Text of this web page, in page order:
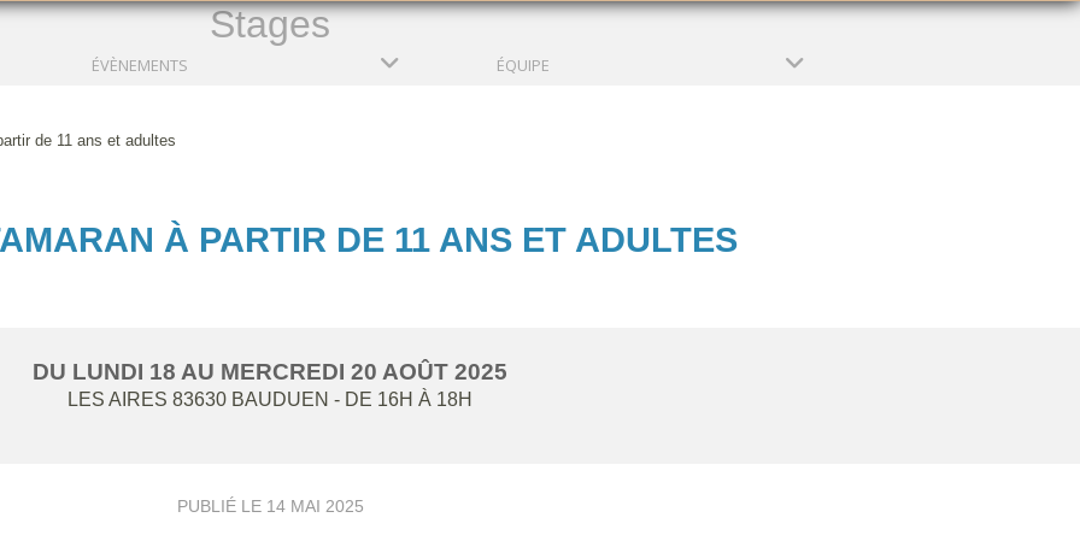
Stages
ÉVÈNEMENTS ÉQUIPE
de 11 ans et adultes
À PARTIR DE 11 ANS ET ADULTES
DU LUNDI 18 AU MERCREDI 20 AOÛT 2025
LES AIRES 83630 BAUDUEN - DE 16H À 18H
PUBLIÉ LE 14 MAI 2025